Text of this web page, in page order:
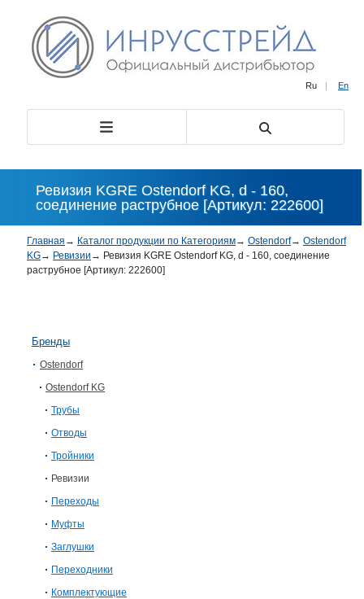
Ru | En
Ревизия KGRE Ostendorf KG, d - 160,
соединение раструбное [Артикул: 222600]
Главная → Каталог продукции по Категориям→ Ostendorf→ Ostendorf
KG→ Ревизии → Ревизия KGRE Ostendorf KG, d - 160, соединение
раструбное [Артикул: 222600]
Бренды
Ostendorf
Ostendorf KG
Трубы
Отводы
Тройники
Ревизии
Переходы
Муфты
Заглушки
Переходники
Комплектующие